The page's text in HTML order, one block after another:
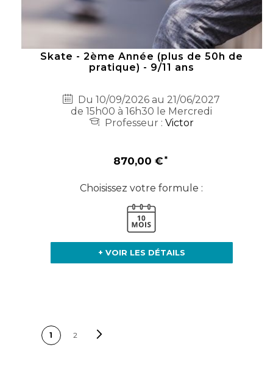
Skate - 2ème Année (plus de 50h de
pratique) - 9/11 ans
Du 10/09/2026 au 21/06/2027
de 15h00 à 16h30 le Mercredi
Professeur : Victor
870,00 €
Choisissez votre formule :
+ VOIR LES DÉTAILS
Vous lisez
1 2